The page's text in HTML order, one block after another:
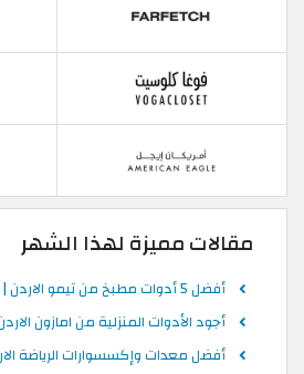
مقالات مميزة لهذا الشهر
أفضل 5 أدوات مطبخ من تيمو الاردن | عروض تيمو 2026
أجود الأدوات المنزلية من امازون الاردن
أفضل معدات وإكسسوارات الرياضة